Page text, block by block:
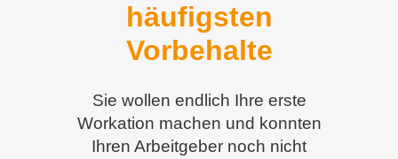
häufigsten
Vorbehalte
Sie wollen endlich Ihre erste
Workation machen und konnten
Ihren Arbeitgeber noch nicht